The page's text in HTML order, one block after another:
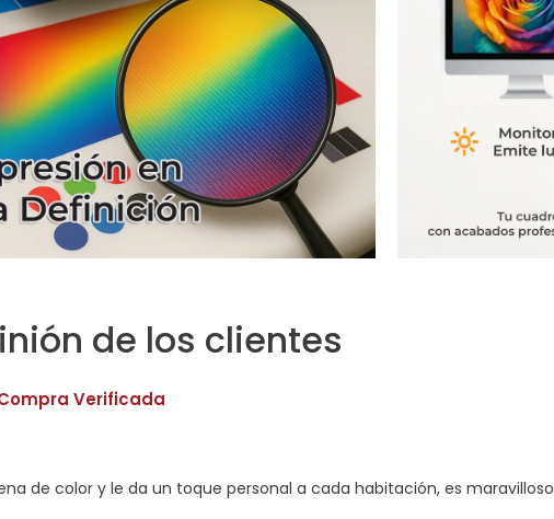
de los clientes
Verificada
de color y le da un toque personal a cada habitación, es maravilloso